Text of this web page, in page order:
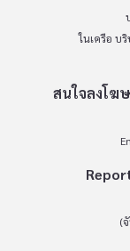
ในเครือ บ
สนใจลงโฆ
(